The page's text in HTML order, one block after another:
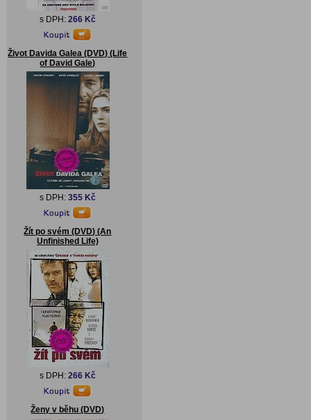
s DPH: 266 Kč
Život Davida Galea (DVD) (Life
of David Gale)
s DPH: 355 Kč
Žít po svém (DVD) (An
Unfinished Life)
s DPH: 266 Kč
Ženy v běhu (DVD)